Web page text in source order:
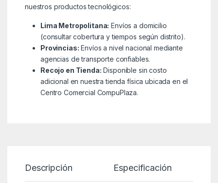
nuestros productos tecnológicos:
Lima Metropolitana: Envíos a domicilio
(consultar cobertura y tiempos según distrito).
Provincias: Envíos a nivel nacional mediante
agencias de transporte confiables.
Recojo en Tienda: Disponible sin costo
adicional en nuestra tienda física ubicada en el
Centro Comercial CompuPlaza.
Descripción Especificación